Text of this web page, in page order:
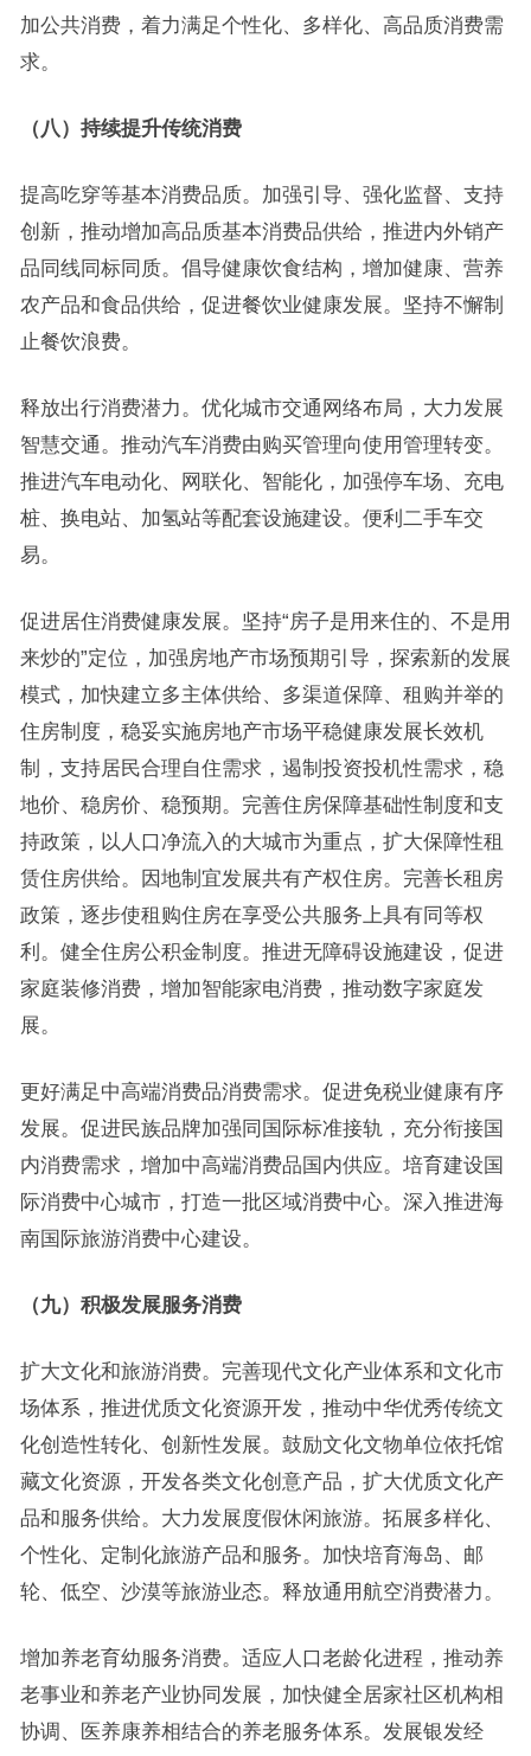
加公共消费，着力满足个性化、多样化、高品质消费需
求。
（八）持续提升传统消费
提高吃穿等基本消费品质。加强引导、强化监督、支持
创新，推动增加高品质基本消费品供给，推进内外销产
品同线同标同质。倡导健康饮食结构，增加健康、营养
农产品和食品供给，促进餐饮业健康发展。坚持不懈制
止餐饮浪费。
释放出行消费潜力。优化城市交通网络布局，大力发展
智慧交通。推动汽车消费由购买管理向使用管理转变。
推进汽车电动化、网联化、智能化，加强停车场、充电
桩、换电站、加氢站等配套设施建设。便利二手车交
易。
促进居住消费健康发展。坚持“房子是用来住的、不是用
来炒的”定位，加强房地产市场预期引导，探索新的发展
模式，加快建立多主体供给、多渠道保障、租购并举的
住房制度，稳妥实施房地产市场平稳健康发展长效机
制，支持居民合理自住需求，遏制投资投机性需求，稳
地价、稳房价、稳预期。完善住房保障基础性制度和支
持政策，以人口净流入的大城市为重点，扩大保障性租
赁住房供给。因地制宜发展共有产权住房。完善长租房
政策，逐步使租购住房在享受公共服务上具有同等权
利。健全住房公积金制度。推进无障碍设施建设，促进
家庭装修消费，增加智能家电消费，推动数字家庭发
展。
更好满足中高端消费品消费需求。促进免税业健康有序
发展。促进民族品牌加强同国际标准接轨，充分衔接国
内消费需求，增加中高端消费品国内供应。培育建设国
际消费中心城市，打造一批区域消费中心。深入推进海
南国际旅游消费中心建设。
（九）积极发展服务消费
扩大文化和旅游消费。完善现代文化产业体系和文化市
场体系，推进优质文化资源开发，推动中华优秀传统文
化创造性转化、创新性发展。鼓励文化文物单位依托馆
藏文化资源，开发各类文化创意产品，扩大优质文化产
品和服务供给。大力发展度假休闲旅游。拓展多样化、
个性化、定制化旅游产品和服务。加快培育海岛、邮
轮、低空、沙漠等旅游业态。释放通用航空消费潜力。
增加养老育幼服务消费。适应人口老龄化进程，推动养
老事业和养老产业协同发展，加快健全居家社区机构相
协调、医养康养相结合的养老服务体系。发展银发经